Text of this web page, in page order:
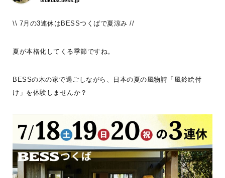
LOGWAYだより BESSの家
宮城県仙台市
こんにちは。
BESSに暮らす人、BESSではたらく人が
日常を楽しんでいる声や、新しい情報を、
つぎつぎお知らせしていきます。
\\ 7月の3連休はBESSつくばで夏涼み //
夏が本格化してくる季節ですね。
BESSの木の家で過ごしながら、日本の夏の風物詩「風鈴絵付
け」を体験しませんか？